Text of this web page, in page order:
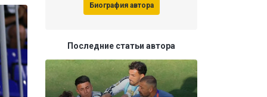
Биография автора
Последние статьи автора